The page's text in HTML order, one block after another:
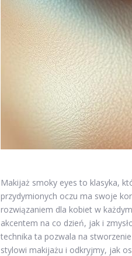
Makijaż smoky eyes to klasyka,
przydymionych oczu ma swoje
rozwiązaniem dla kobiet w
akcentem na co dzień, jak i
technika ta pozwala na
stylowi makijażu i odkryjmy, jak